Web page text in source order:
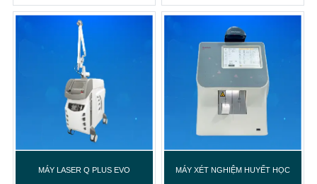
MÁY LASER Q PLUS EVO MÁY XÉT NGHIỆM HUYẾT HỌC